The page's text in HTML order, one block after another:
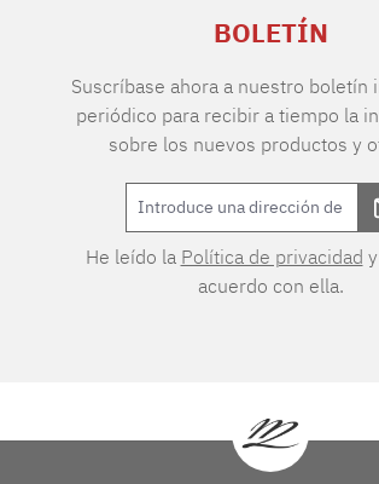
BOLETÍN
Suscríbase ahora a nuestro boletín
periódico para recibir a tiempo la
sobre los nuevos productos y
He leído la Política de privacidad
acuerdo con ella.